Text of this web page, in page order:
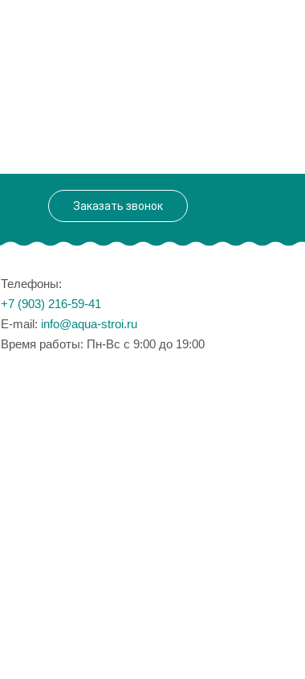
Заказать звонок
Телефоны:
+7 (903) 216-59-41
E-mail: info@aqua-stroi.ru
Время работы: Пн-Вс с 9:00 до 19:00